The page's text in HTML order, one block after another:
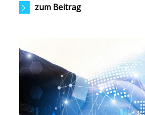
zum Beitrag